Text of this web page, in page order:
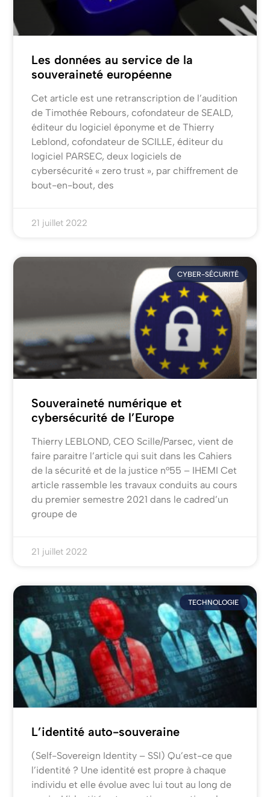
Les données au service de la
souveraineté européenne
Cet article est une retranscription de l’audition
de Timothée Rebours, cofondateur de SEALD,
éditeur du logiciel éponyme et de Thierry
Leblond, cofondateur de SCILLE, éditeur du
logiciel PARSEC, deux logiciels de
cybersécurité « zero trust », par chiffrement de
bout-en-bout, des
21 juillet 2022
CYBER-SÉCURITÉ
Souveraineté numérique et
cybersécurité de l’Europe
Thierry LEBLOND, CEO Scille/Parsec, vient de
faire paraitre l’article qui suit dans les Cahiers
de la sécurité et de la justice n°55 – IHEMI Cet
article rassemble les travaux conduits au cours
du premier semestre 2021 dans le cadred’un
groupe de
21 juillet 2022
TECHNOLOGIE
L’identité auto-souveraine
(Self-Sovereign Identity – SSI) Qu’est-ce que
l’identité ? Une identité est propre à chaque
individu et elle évolue avec lui tout au long de